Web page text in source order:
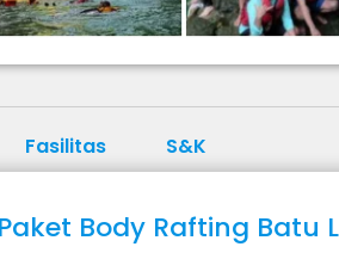
Fasilitas S&K
Body Rafting Batu